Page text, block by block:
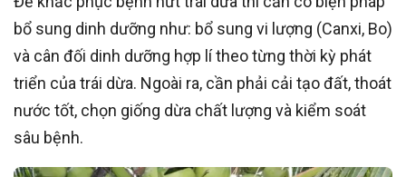
bổ sung dinh dưỡng như: bổ sung vi lượng (Canxi, Bo)
và cân đối dinh dưỡng hợp lí theo từng thời kỳ phát
triển của trái dừa. Ngoài ra, cần phải cải tạo đất, thoát
nước tốt, chọn giống dừa chất lượng và kiểm soát
sâu bệnh.